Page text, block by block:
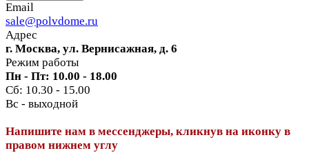
Email
sale@polvdome.ru
Адрес
г. Москва, ул. Вернисажная, д. 6
Режим работы
Пн - Пт: 10.00 - 18.00
Сб: 10.30 - 15.00
Вс - выходной
Напишите нам в мессенджеры, кликнув на иконку в
правом нижнем углу